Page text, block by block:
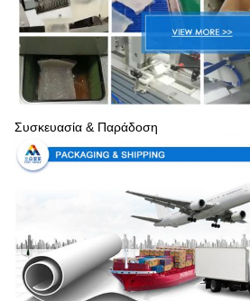
Συσκευασία & Παράδοση